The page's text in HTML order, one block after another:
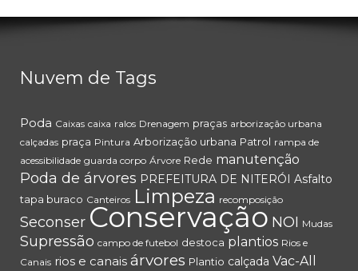
Nuvem de Tags
Poda Caixas caixa ralos Drenagem praças arborização urbana
calçadas praça Pintura Arborização urbana Patrol rampa de
acessibilidade guarda corpo Árvore Rede manutenção
Poda de árvores PREFEITURA DE NITERÓI Asfalto
tapa buraco Canteiros Limpeza recomposição
Seconser Conservação NOI Mudas
Supressão campo de futebol destoca plantios Rios e
Canais rios e canais árvores Plantio calçada Vac-All